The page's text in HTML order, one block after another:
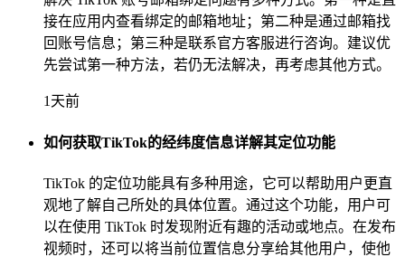
接在应用内查看绑定的邮箱地址；第二种是通过邮箱找
回账号信息；第三种是联系官方客服进行咨询。建议优
先尝试第一种方法，若仍无法解决，再考虑其他方式。
1天前
如何获取TikTok的经纬度信息详解其定位功能
TikTok 的定位功能具有多种用途，它可以帮助用户更直
观地了解自己所处的具体位置。通过这个功能，用户可
以在使用 TikTok 时发现附近有趣的活动或地点。在发布
视频时，还可以将当前位置信息分享给其他用户，使他